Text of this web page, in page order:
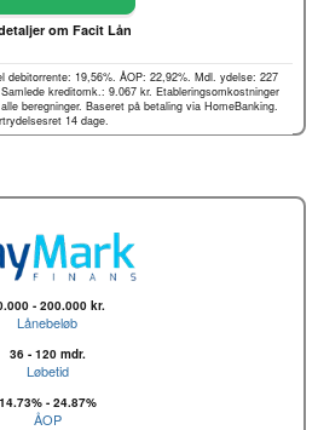
om Facit Lån
debitorrente: 19,56%. ÅOP: 22,92%. Mdl. ydelse: 227
kreditomk.: 9.067 kr. Etableringsomkostninger
beregninger. Baseret på betaling via HomeBanking.
14 dage.
- 200.000 kr.
Lånebeløb
36 - 120 mdr.
Løbetid
14.73% - 24.87%
ÅOP